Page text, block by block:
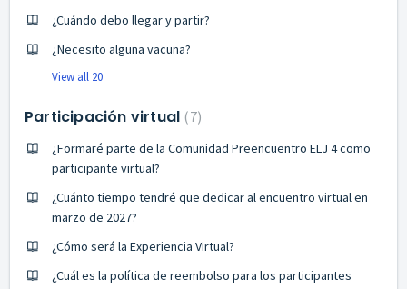
¿Cuándo debo llegar y partir?
¿Necesito alguna vacuna?
View all 20
Participación virtual 7
¿Formaré parte de la Comunidad Preencuentro ELJ 4 como
participante virtual?
¿Cuánto tiempo tendré que dedicar al encuentro virtual en
marzo de 2027?
¿Cómo será la Experiencia Virtual?
¿Cuál es la política de reembolso para los participantes